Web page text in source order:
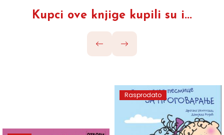
Kupci ove knjige kupili su i...
Rasprodato